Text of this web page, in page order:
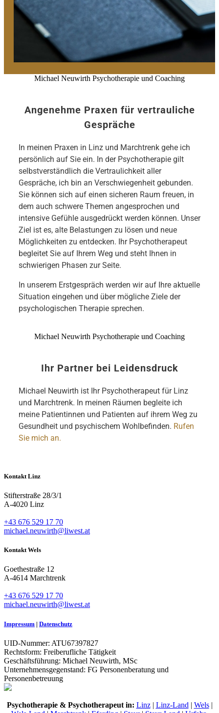
Michael Neuwirth Psychotherapie und Coaching
Angenehme Praxen für vertrauliche
Gespräche
In meinen Praxen in Linz und Marchtrenk gehe ich
persönlich auf Sie ein. In der Psychotherapie gilt
selbstverständlich die Vertraulichkeit aller
Gespräche, ich bin an Verschwiegenheit gebunden.
Sie können sich auf einen sicheren Raum freuen, in
dem auch schwere Themen angesprochen und
intensive Gefühle ausgedrückt werden können. Unser
Ziel ist es, alte Belastungen zu lösen und neue
Möglichkeiten zu entdecken. Ihr Psychotherapeut
begleitet Sie auf Ihrem Weg und steht Ihnen in
schwierigen Phasen zur Seite.
In unserem Erstgespräch werden wir auf Ihre aktuelle
Situation eingehen und über mögliche Ziele der
psychologischen Therapie sprechen.
Michael Neuwirth Psychotherapie und Coaching
Ihr Partner bei Leidensdruck
Michael Neuwirth ist Ihr Psychotherapeut für Linz
und Marchtrenk. In meinen Räumen begleite ich
meine Patientinnen und Patienten auf ihrem Weg zu
Gesundheit und psychischem Wohlbefinden. Rufen
Sie mich an.
Kontakt Linz
Stifterstraße 28/3/1
A-4020 Linz
+43 676 529 17 70
michael.neuwirth@liwest.at
Kontakt Wels
Goethestraße 12
A-4614 Marchtrenk
+43 676 529 17 70
michael.neuwirth@liwest.at
Impressum | Datenschutz
UID-Nummer: ATU67397827
Rechtsform: Freiberufliche Tätigkeit
Geschäftsführung: Michael Neuwirth, MSc
Unternehmensgegenstand: FG Personenberatung und
Personenbetreuung
Psychotherapie & Psychotherapeut in: Linz| Linz-Land | Wels|